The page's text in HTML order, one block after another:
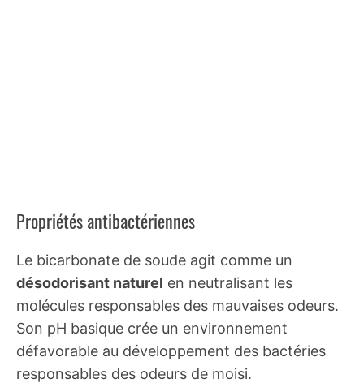
Propriétés antibactériennes
Le bicarbonate de soude agit comme un
désodorisant naturel en neutralisant les
molécules responsables des mauvaises odeurs.
Son pH basique crée un environnement
défavorable au développement des bactéries
responsables des odeurs de moisi.